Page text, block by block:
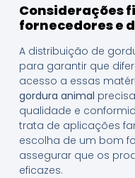
Considerações
fornecedores e
A distribuição de
para garantir que
acesso a essas
gordura animal
qualidade e
trata de aplicações
escolha de um bom
assegurar que os
eficazes.